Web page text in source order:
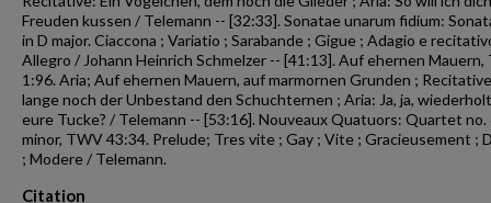
Freuden kussen / Telemann -- [32:33]. Sonatae unarum fidium:
in D major. Ciaccona ; Variatio ; Sarabande ; Gigue ; Adagio e
Allegro / Johann Heinrich Schmelzer -- [41:13]. Auf ehernen Mauern,
1:96. Aria; Auf ehernen Mauern, auf marmornen Grunden ;
lange noch der Unbestand den Schuchternen ; Aria: Ja, ja,
eure Tucke? / Telemann -- [53:16]. Nouveaux Quatuors: Quartet no.
minor, TWV 43:34. Prelude; Tres vite ; Gay ; Vite ; Gracieusement ;
; Modere / Telemann.
Citation